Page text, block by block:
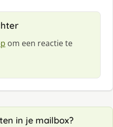
om een reactie te
in je mailbox?